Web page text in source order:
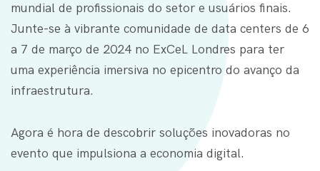
mundial de profissionais do setor e usuários finais.
Junte-se à vibrante comunidade de data centers de 6
a 7 de março de 2024 no ExCeL Londres para ter
uma experiência imersiva no epicentro do avanço da
infraestrutura.
Agora é hora de descobrir soluções inovadoras no
evento que impulsiona a economia digital.